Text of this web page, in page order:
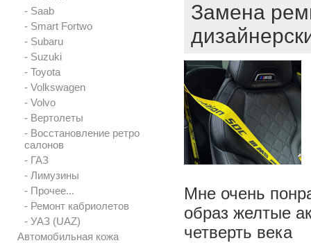
- Saab
- Smart Fortwo
- Subaru
- Suzuki
- Toyota
- Volkswagen
- Volvo
- Вертолеты
- Восстановление ретро
салонов
- ГАЗ
- Лимузины
- Прочее...
- Ремонт кабриолетов
- УАЗ (UAZ)
Автомобильная кожа
Замена
Мне очень
образ желтые
четверть века